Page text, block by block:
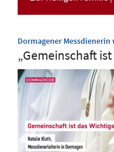
Dormagener
„Gemeinschaft